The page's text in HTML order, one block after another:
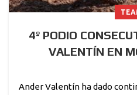
4º PODIO
VALENTÍN EN
Ander Valentín ha dado